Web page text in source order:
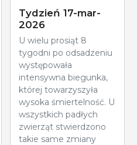
Tydzień 17-mar-
2026
U wielu prosiąt 8
tygodni po odsadzeniu
występowała
intensywna biegunka,
której towarzyszyła
wysoka śmiertelność. U
wszystkich padłych
zwierząt stwierdzono
takie same zmiany